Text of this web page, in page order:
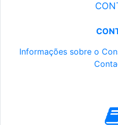
Informações sobre o